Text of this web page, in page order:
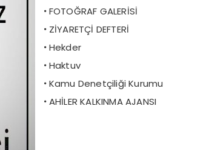
FOTOĞRAF GALERİSİ
ZİYARETÇİ DEFTERİ
Hekder
Haktuv
Kamu Denetçiliği Kurumu
AHİLER KALKINMA AJANSI